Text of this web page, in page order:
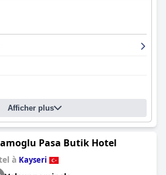
Afficher plus
Pasa Butik Hotel
à Kayseri